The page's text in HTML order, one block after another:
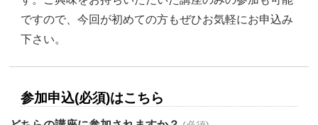
ですので、今回が初めての方もぜひお気軽にお申込み
下さい。
参加申込(必須)はこちら